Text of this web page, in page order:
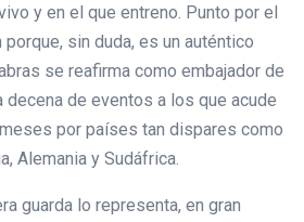
y en el que entreno. Punto por el
sin duda, es un auténtico
se reafirma como embajador de
decena de eventos a los que acude
por países tan dispares como
Alemania y Sudáfrica.
guarda lo representa, en gran